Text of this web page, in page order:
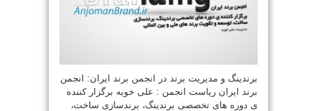
برندینگ و مدیریت برند در انجمن برند ایران: انجمن
برند ایران ریاست انجمن : علی خویه برگزار کننده
ی دوره های تخصصی برندینگ، برندسازی ساخت،